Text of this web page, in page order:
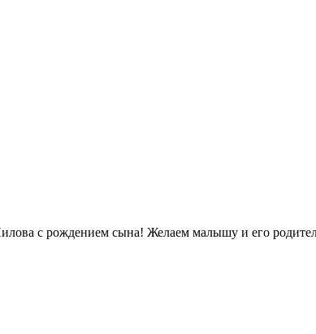
с рождением сына! Желаем малышу и его